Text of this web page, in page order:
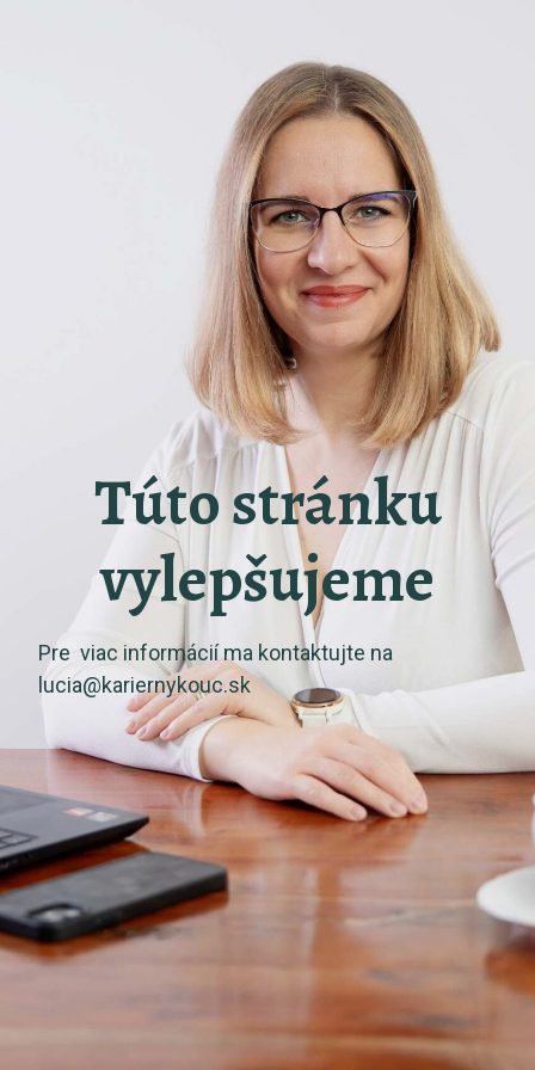
Túto stránku
vylepšujeme
Pre viac informácií ma kontaktujte na
lucia@kariernykouc.sk